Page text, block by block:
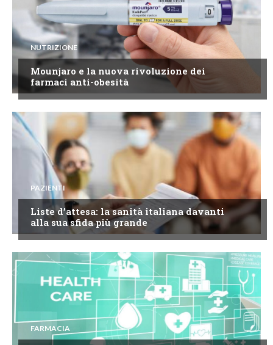
NUTRIZIONE
Mounjaro e la nuova rivoluzione dei
farmaci anti-obesità
PAZIENTI
Liste d’attesa: la sanità italiana davanti
alla sua sfida più grande
FARMACIA